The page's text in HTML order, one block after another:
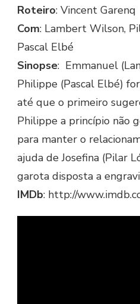
Roteiro: Vincent Garenq
Com: Lambert Wilson,
Pascal Elbé
Sinopse: Emmanuel
Philippe (Pascal Elbé)
até que o primeiro
Philippe a princípio não
para manter o
ajuda de Josefina (Pilar
garota disposta a
IMDb: http://